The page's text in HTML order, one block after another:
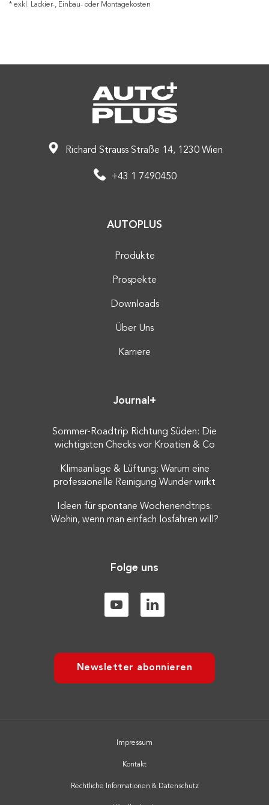
* exkl. Lackier-, Einbau- oder Montagekosten
Richard Strauss Straße 14, 1230 Wien
+43 1 7490450
AUTOPLUS
Produkte
Prospekte
Downloads
Über Uns
Karriere
Journal+
Sommer-Roadtrip Richtung Süden: Die
wichtigsten Checks vor Kroatien & Co
Klimaanlage & Lüftung: Warum eine
professionelle Reinigung Wunder wirkt
Ideen für spontane Wochenendtrips:
Wohin, wenn man einfach losfahren will?
Folge uns
Newsletter abonnieren
Impressum
Kontakt
Rechtliche Informationen & Datenschutz